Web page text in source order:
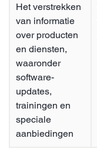
Het verstrekken
van informatie
over producten
en diensten,
waaronder
software-
updates,
trainingen en
speciale
aanbiedingen